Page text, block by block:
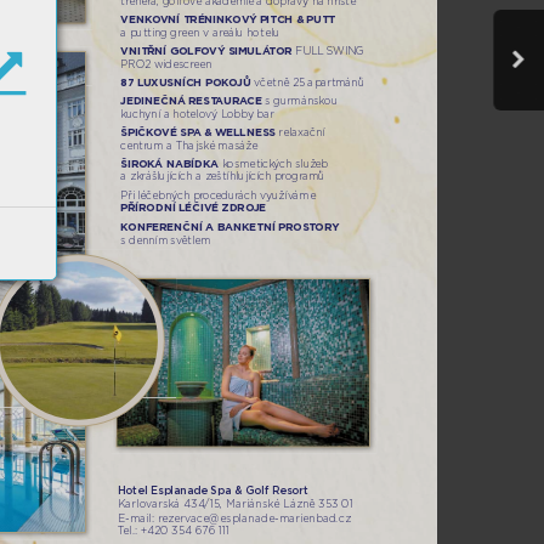
VENKOVNÍ TRÉNINKOVÝ PITCH & PUTT
aputting green v areálu hotelu
VNITŘNÍ GOLFOVÝ SIMULÁTOR FULL SWING
PRO2 widescreen
87 LUXUSNÍCH POKOJŮ včetně 25 apartmánů
JEDINEČNÁ RESTAURACE s gurmánskou
kuchyní a hotelový Lobby bar
ŠPIČKOVÉ SPA & WELLNESS relaxační
centrum a Thajské masáže
ŠIROKÁ NABÍDKA kosmetických služeb
azkrášlujících a zeštíhlujících programů
Při léčebných procedurách využíváme
PŘÍRODNÍ LÉČIVÉ ZDROJE
KONFERENČNÍ A BANKETNÍ PROSTORY
sdenním světlem
Hotel Esplanade Spa & Golf Resort
Karlovarská 434/15, Mariánské Lázně 353 01
E-mail: rezervace@esplanade-marienbad.cz
Tel.: +420 354 676 111